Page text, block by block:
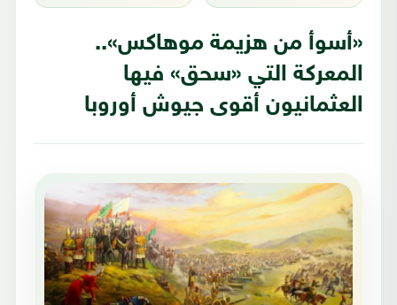
«أسوأ من هزيمة موهاكس»..
المعركة التي «سحق» فيها
العثمانيون أقوى جيوش أوروبا